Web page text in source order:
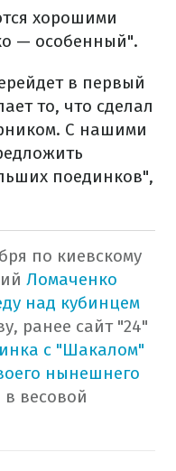
хорошими
— особенный".
в первый
то, что сделал
С нашими
поединков",
по киевскому
Ломаченко
над кубинцем
ранее сайт "24"
с "Шакалом"
нынешнего
весовой